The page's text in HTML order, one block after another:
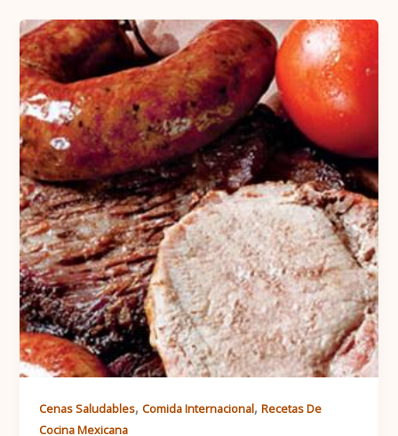
Cenas Saludables,Comida Internacional,Recetas De
Cocina Mexicana